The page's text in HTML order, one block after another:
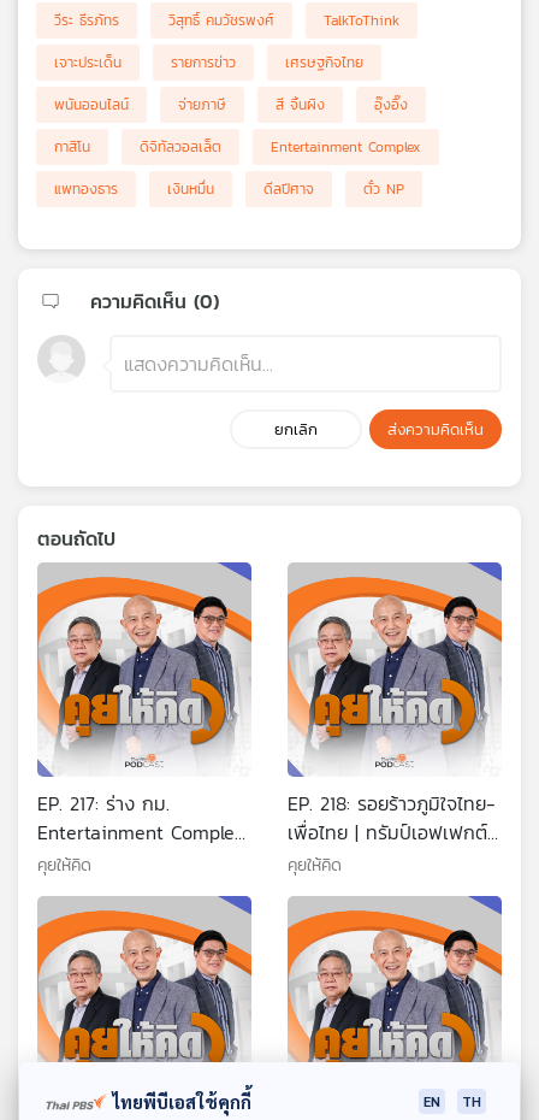
วีระ ธีรภัทร
วิสุทธิ์ คมวัชรพงศ์
TalkToThink
เจาะประเด็น
รายการข่าว
เศรษฐกิจไทย
พนันออนไลน์
จ่ายภาษี สี จิ้นผิง
อุ๊งอิ๊ง
กาสิโน
ดิจิทัลวอลเล็ต
Entertainment Complex
แพทองธาร
เงินหมื่น ดีลปีศาจ ตั๋ว NP
ความคิดเห็น (0)
ยกเลิก ส่งความคิดเห็น
ตอนถัดไป
EP. 217: ร่าง กม.
Entertainment Complex
| ทรัมป์ขึ้นภาษี ไทยโดนด้วย
| ผู้นำเมียนมาเยือนไทย
คุยให้คิด
EP. 218: รอยร้าวภูมิใจไทย-
เพื่อไทย | ทรัมป์เอฟเฟกต์
สะเทือนทั้งโลก | ไชยชนก
ไม่เห็นด้วยกับกาสิโน
คุยให้คิด
ไทยพีบีเอสใช้คุกกี้ EN TH